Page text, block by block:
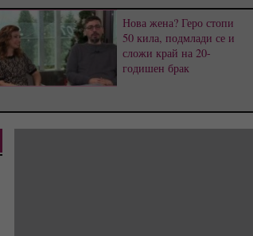
Нова жена? Геро стопи
50 кила, подмлади се и
сложи край на 20-
годишен брак